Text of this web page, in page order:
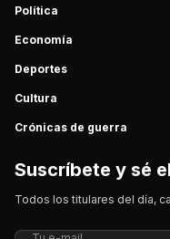
Política
Economía
Deportes
Cultura
Crónicas de guerra
Suscríbete y sé
Todos los titulares del día,